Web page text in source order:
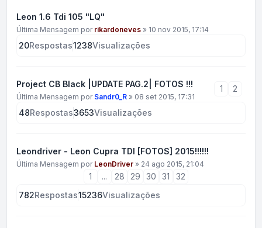
Leon 1.6 Tdi 105 "LQ"
Última Mensagem por rikardoneves » 10 nov 2015, 17:14
20Respostas1238Visualizações
Project CB Black |UPDATE PAG.2| FOTOS !!!
Última Mensagem por Sandr0_R » 08 set 2015, 17:31
1 2
48Respostas3653Visualizações
Leondriver - Leon Cupra TDI [FOTOS] 2015!!!!!!
Última Mensagem por LeonDriver » 24 ago 2015, 21:04
1 ... 28 29 30 31
32
782Respostas15236Visualizações